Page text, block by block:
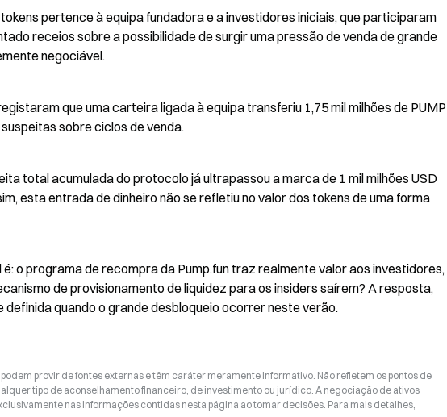
pertence à equipa fundadora e a investidores iniciais, que participaram
receios sobre a possibilidade de surgir uma pressão de venda de grande
negociável.
que uma carteira ligada à equipa transferiu 1,75 mil milhões de PUMP
sobre ciclos de venda.
total acumulada do protocolo já ultrapassou a marca de 1 mil milhões USD
esta entrada de dinheiro não se refletiu no valor dos tokens de uma forma
o programa de recompra da Pump.fun traz realmente valor aos investidores,
de provisionamento de liquidez para os insiders saírem? A resposta,
quando o grande desbloqueio ocorrer neste verão.
provir de fontes externas e têm caráter meramente informativo. Não refletem os pontos de
tipo de aconselhamento financeiro, de investimento ou jurídico. A negociação de ativos
nas informações contidas nesta página ao tomar decisões. Para mais detalhes,